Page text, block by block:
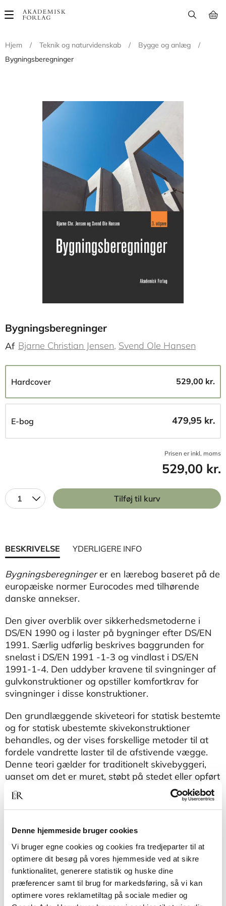
Denne hjemmeside bruger cookies
Vi bruger egne cookies og cookies fra tredjeparter til at
optimere dit besøg på vores hjemmeside ved at sikre
funktionalitet, generere statistik og huske dine
præferencer samt til brug for markedsføring, så vi kan
optimere vores reklametiltag på sociale medier og
Main
Hjem
/ Teknik og naturvidenskab / Bygge og anlæg
/
Bygningsberegninger
Bygningsberegninger
Af Bjarne Christian Jensen Svend Ole Hansen
Hardcover 529,00 kr.
E-bog 479,95 kr.
Prisen er inkl, moms
529,00 kr.
1 Tilføj til kurv
BESKRIVELSE YDERLIGERE INFO
Bygningsberegningerer en lærebog baseret på de
europæiske normer Eurocodes med tilhørende
danske annekser.
Den giver overblik over sikkerhedsmetoderne i
DS/EN 1990 og i laster på bygninger efter DS/EN
1991. Særlig udførlig beskrives baggrunden for
snelast i DS/EN 1991 -1-3 og vindlast i DS/EN
1991-1-4. Den uddyber kravene til svingninger af
gulvkonstruktioner og opstiller komfortkrav for
svingninger i disse konstruktioner.
Den grundlæggende skiveteori for statisk bestemte
og for statisk ubestemte skivekonstruktioner
behandles, og der vises forskellige metoder til at
fordele vandrette laster til de afstivende vægge.
Denne teori gælder for traditionelt skivebyggeri,
uanset om det er muret, støbt på stedet eller opført
som elementbyggeri i beton- eller
letbetonelementer.
bygninger behandles. De grundlæggende krav til
robusthed behandles og specielt forklares
hvorledes de udmøntes i skivebyggeri med
elementer.
Bogen afslutter med en gennemgang af